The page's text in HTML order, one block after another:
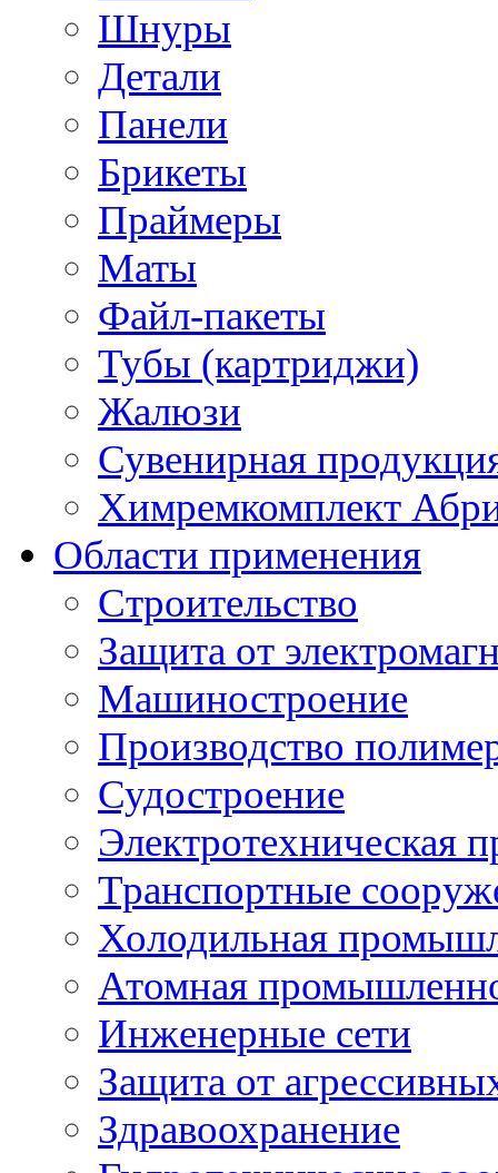
Шнуры
Детали
Панели
Брикеты
Праймеры
Маты
Файл-пакеты
Тубы (картриджи)
Жалюзи
Сувенирная
Химремкомплект
Области применения
Строительство
Защита от
Машиностроение
Производство
Судостроение
Электротехническая
Транспортные
Холодильная
Атомная
Инженерные сети
Защита от
Здравоохранение